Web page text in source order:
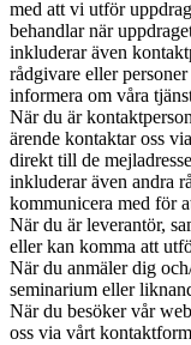
med att vi utför
behandlar när
inkluderar även
rådgivare eller
informera om våra
När du är
ärende kontaktar oss
direkt till de
inkluderar även andra
kommunicera med för
När du är leverantör,
eller kan komma att
När du anmäler dig
seminarium eller
När du besöker vår
oss via vårt